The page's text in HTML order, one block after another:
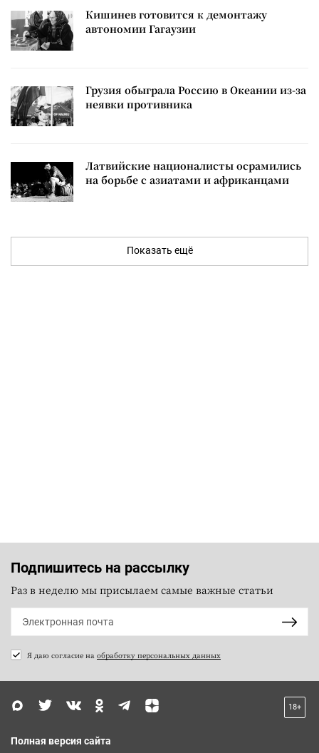
Кишинев готовится к демонтажу
автономии Гагаузии
Грузия обыграла Россию в Океании из-за
неявки противника
Латвийские националисты осрамились
на борьбе с азиатами и африканцами
Показать ещё
Подпишитесь на рассылку
Раз в неделю мы присылаем самые важные статьи
Я даю согласие на обработку персональных данных
18+
Полная версия сайта